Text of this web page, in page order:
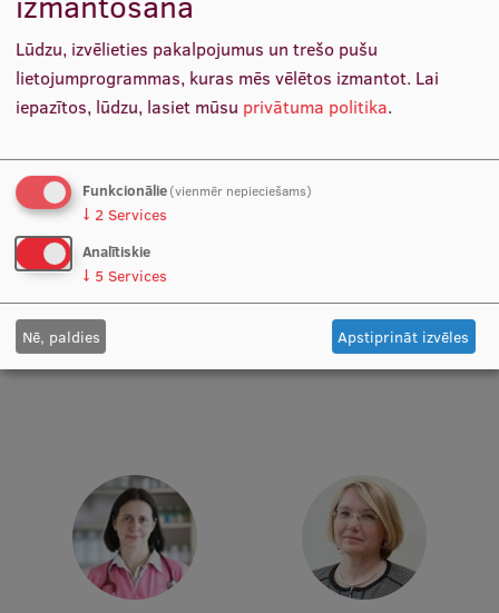
Pētniecības datu pārvaldība
RSU zinātnes portāls
Zinātnes ietekme
Doktorantūras skola
Pētniecības pakalpojumi
Pētniecības projekti
Vertikāli integrētie projekti
Starptautiskā sadarbība
Docētāja, Vadošais pētnieks
Vadošais pētnieks
Prof. Māris Taube
Katedras vadītājs, Docētājs,
Vadošais pētnieks
Prof. Pēteris Tretjakovs
Katedras vadītājs, Studiju
programmas direktors
Lūdzu, izvēlieties pakalpojumus un trešo pušu
lietojumprogrammas, kuras mēs vēlētos izmantot. Lai
iepazītos, lūdzu, lasiet mūsu privātuma politika.
Funkcionālie(vienmēr nepieciešams)
↓ 2 Services
Analītiskie
↓ 5 Services
Nē, paldies Apstiprināt izvēles